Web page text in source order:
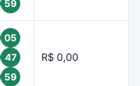
59
05
47
59
R$ 0,00